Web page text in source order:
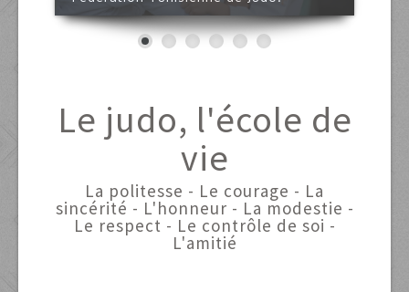
Documents
Le judo, l'école de
vie
La politesse - Le courage - La
sincérité - L'honneur - La modestie -
Le respect - Le contrôle de soi -
L'amitié